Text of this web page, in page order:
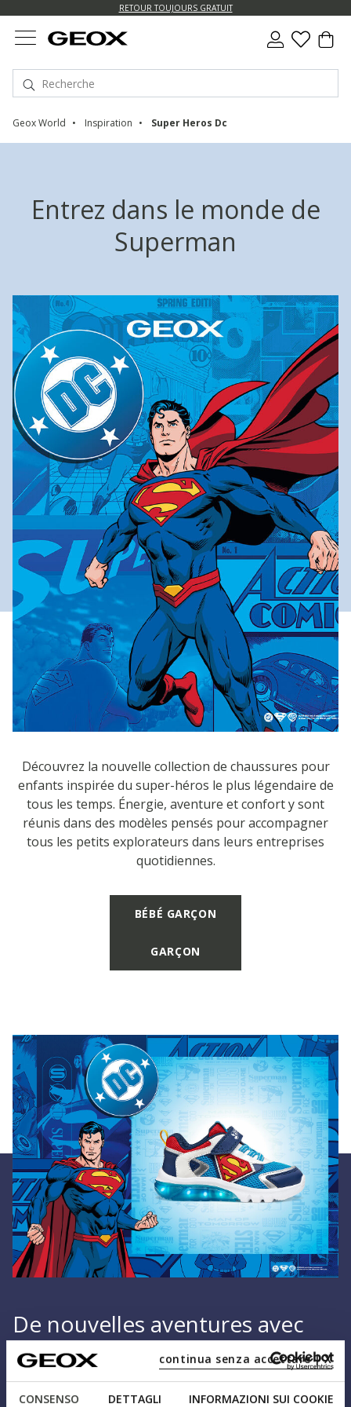
CONSENSO DETTAGLI INFORMAZIONI SUI COOKIE
continua senza accettare | X
RETOUR TOUJOURS GRATUIT
Geox World Inspiration Super Heros Dc
Entrez dans le monde de
Superman
Découvrez la nouvelle collection de chaussures pour
enfants inspirée du super-héros le plus légendaire de
tous les temps. Énergie, aventure et confort y sont
réunis dans des modèles pensés pour accompagner
tous les petits explorateurs dans leurs entreprises
quotidiennes.
BÉBÉ GARÇON
GARÇON
De nouvelles aventures avec
Superman
Design moderne, confort et technologie Geox : les